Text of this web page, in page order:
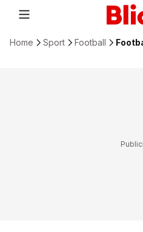
Home Sport Football